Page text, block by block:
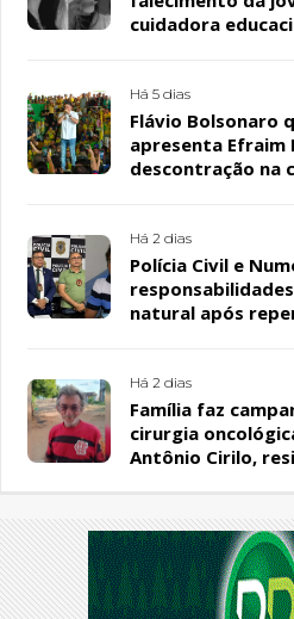
cuidadora
Há 5 dias
Flávio Bolsonaro
apresenta Efraim
descontração na
Há 2 dias
Polícia Civil e
natural após
Há 2 dias
Família faz
cirurgia
Antônio Cirilo,